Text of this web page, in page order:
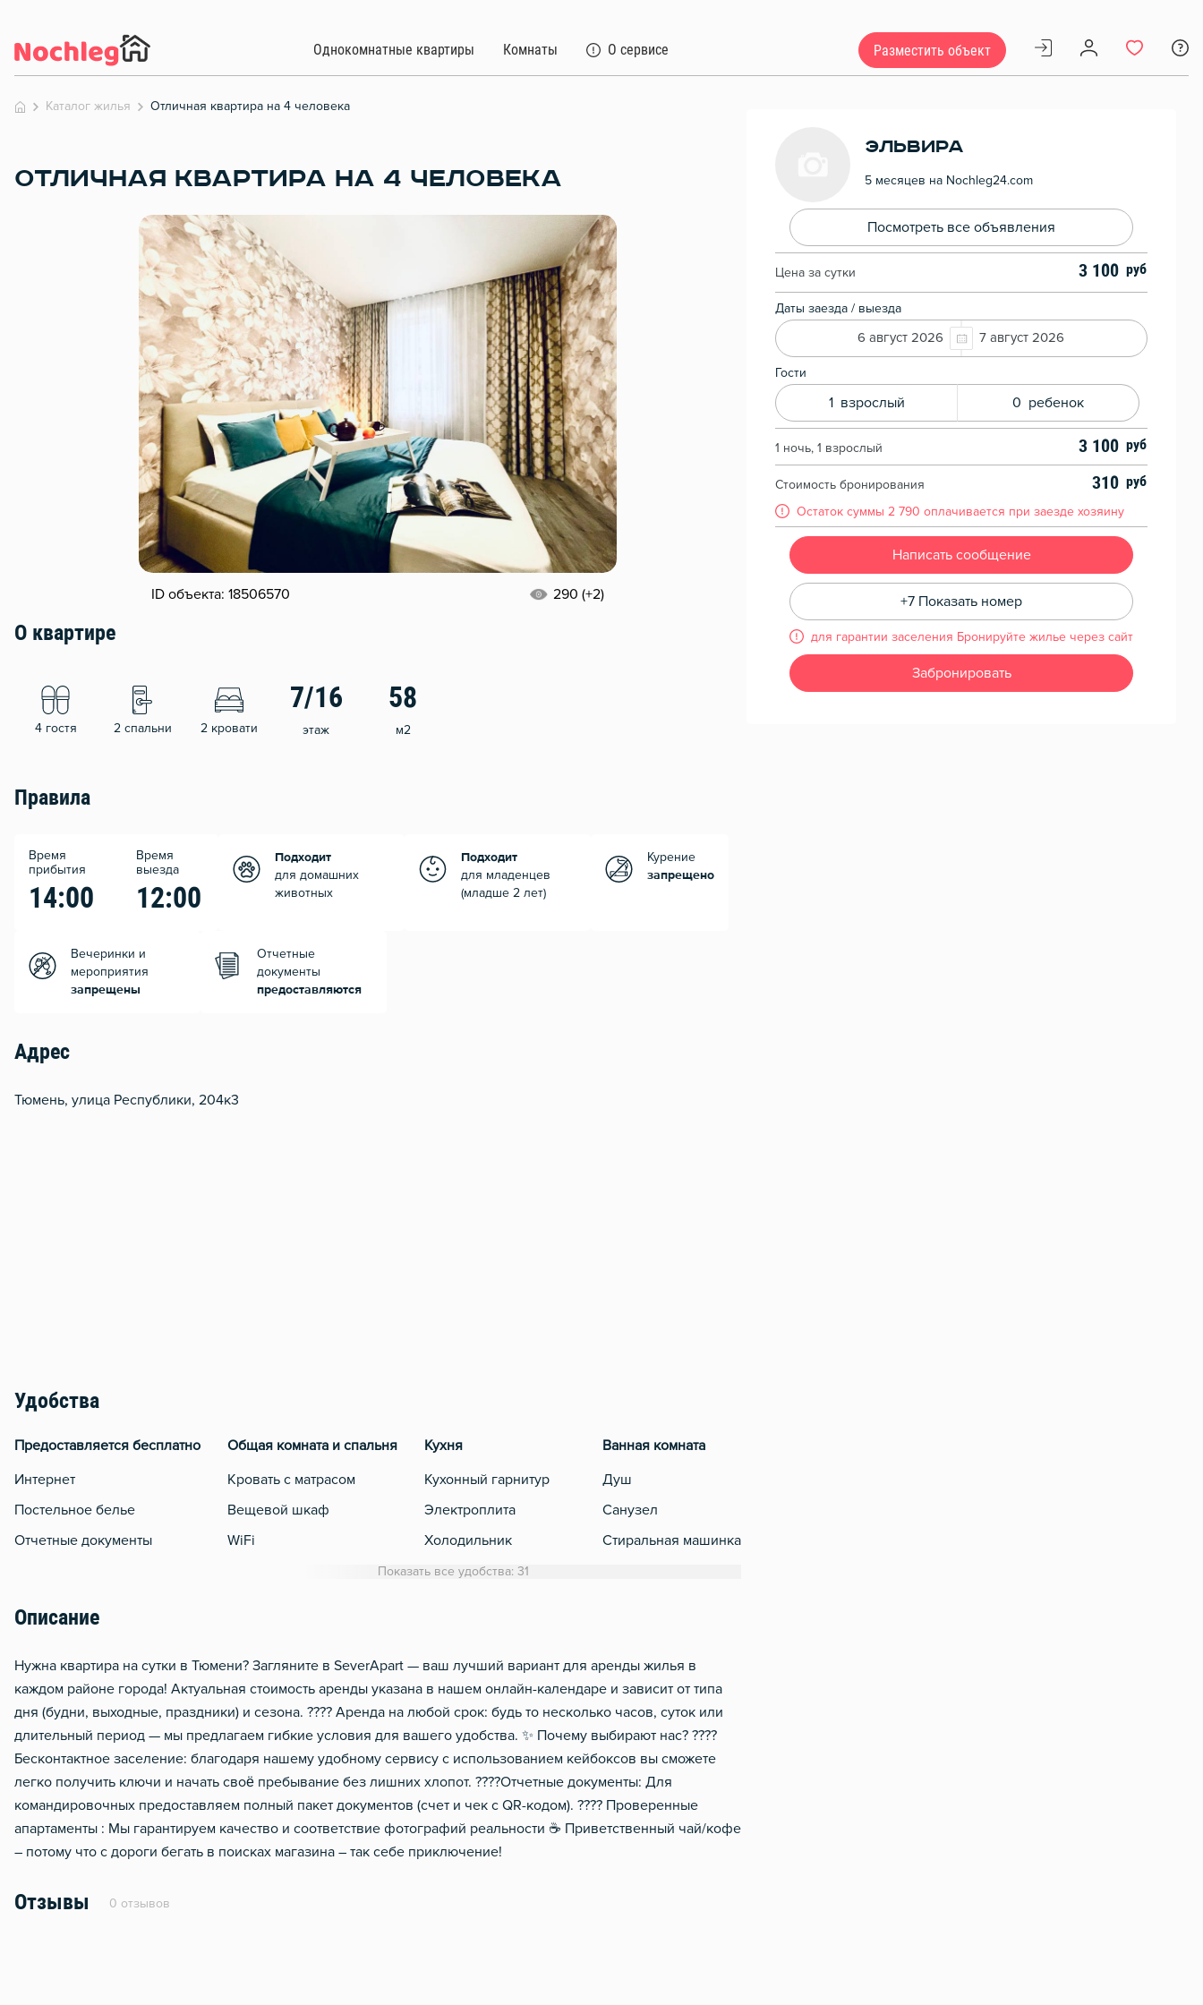
Однокомнатные квартиры Комнаты О сервисе Разместить объект
Каталог жилья Отличная квартира на 4 человека
ОТЛИЧНАЯ КВАРТИРА НА 4 ЧЕЛОВЕКА
ID объекта: 18506570 290 (+2)
О квартире
4 гостя 2 спальни 2 кровати
7/16
этаж
58
м2
Правила
Время
прибытия
14:00
Время
выезда
12:00
Подходит
для домашних
животных
Подходит
для младенцев
(младше 2 лет)
Курение
запрещено
Вечеринки и
мероприятия
запрещены
Отчетные
документы
предоставляются
Адрес
Тюмень, улица Республики, 204к3
Удобства
Предоставляется бесплатно
Интернет
Постельное белье
Отчетные документы
Общая комната и спальня
Кровать с матрасом
Вещевой шкаф
WiFi
Отопление
Домофон
Тапочки
Чистящие средства
Металлическая дверь
Кухня
Кухонный гарнитур
Электроплита
Холодильник
Обеденный стол
Посуда
Столовые приборы
Ванная комната
Душ
Санузел
Стиральная машинка
Шампунь, мыло
Показать все удобства: 31
Описание
Нужна квартира на сутки в Тюмени? Загляните в SeverApart — ваш лучший вариант для аренды жилья в
каждом районе города! Актуальная стоимость аренды указана в нашем онлайн-календаре и зависит от типа
дня (будни, выходные, праздники) и сезона. ???? Аренда на любой срок: будь то несколько часов, суток или
длительный период — мы предлагаем гибкие условия для вашего удобства. ✨ Почему выбирают нас? ????
Бесконтактное заселение: благодаря нашему удобному сервису с использованием кейбоксов вы сможете
легко получить ключи и начать своё пребывание без лишних хлопот. ????Отчетные документы: Для
командировочных предоставляем полный пакет документов (счет и чек с QR-кодом). ???? Проверенные
апартаменты : Мы гарантируем качество и соответствие фотографий реальности ☕️ Приветственный чай/кофе
– потому что с дороги бегать в поисках магазина – так себе приключение!
Отзывы 0 отзывов
Эльвира
5 месяцев на Nochleg24.com
Посмотреть все объявления
Цена за сутки 3 100
Даты заезда / выезда
6 август 2026 7 август 2026
Гости
1 взрослый 0 ребенок
1 ночь, 1 взрослый 3 100
Стоимость бронирования 310
Остаток суммы 2 790 оплачивается при заезде хозяину
Написать сообщение
+7 Показать номер
для гарантии заселения Бронируйте жилье через сайт
Забронировать